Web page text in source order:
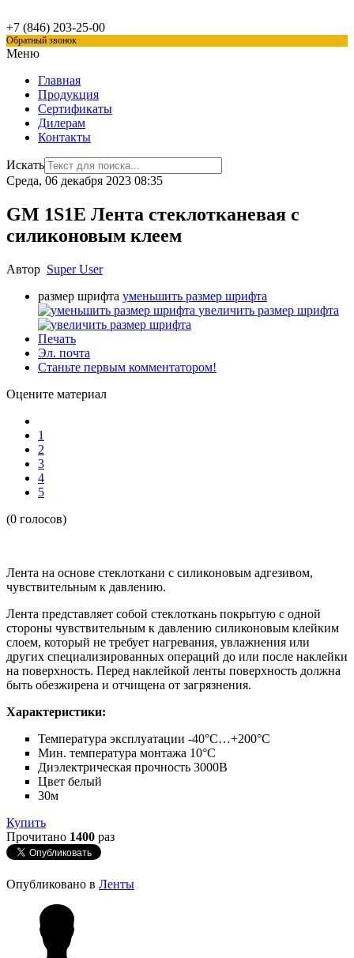
+7 (846) 203-25-00
Обратный звонок
Меню
Главная
Продукция
Сертификаты
Дилерам
Контакты
Искать
Среда, 06 декабря 2023 08:35
GM 1S1E Лента стеклотканевая с
силиконовым клеем
Автор Super User
размер шрифта уменьшить размер шрифта
увеличить размер шрифта
Печать
Эл. почта
Станьте первым комментатором!
Оцените материал
1
2
3
4
5
(0 голосов)
Лента на основе стеклоткани с силиконовым адгезивом,
чувствительным к давлению.
Лента представляет собой стеклоткань покрытую с одной
стороны чувствительным к давлению силиконовым клейким
слоем, который не требует нагревания, увлажнения или
других специализированных операций до или после наклейки
на поверхность. Перед наклейкой ленты поверхность должна
быть обезжирена и отчищена от загрязнения.
Характеристики:
Температура эксплуатации -40°C…+200°C
Мин. температура монтажа 10°C
Диэлектрическая прочность 3000В
Цвет белый
30м
Купить
Прочитано 1400 раз
Опубликовано в Ленты